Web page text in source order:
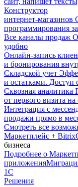
Конструктор
интернет-магазинов
программирования
Все каналы продаж
удобно
Онлайн-запись
и бронирования
Складской учет
и остатками. Доступ
Сквозная аналитика
от первого визита
Интеграция с
продажи прямо в
Смотреть все
Маркетплейс +
бизнеса
Подробнее о
приложения
1С
Решения